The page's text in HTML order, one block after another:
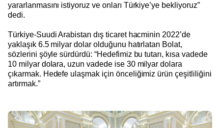
yararlanmasını istiyoruz ve onları Türkiye’ye bekliyoruz”
dedi.
Türkiye-Suudi Arabistan dış ticaret hacminin 2022’de
yaklaşık 6.5 milyar dolar olduğunu hatırlatan Bolat,
sözlerini şöyle sürdürdü: “Hedefimiz bu tutarı, kısa vadede
10 milyar dolara, uzun vadede ise 30 milyar dolara
çıkarmak. Hedefe ulaşmak için önceliğimiz ürün çeşitliliğini
artırmak.”